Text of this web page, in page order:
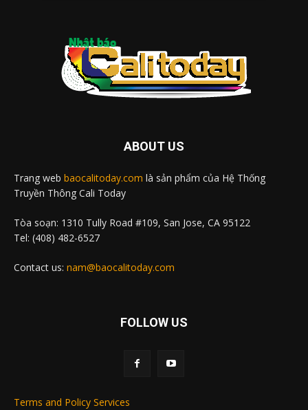
ABOUT US
Trang web baocalitoday.com là sản phẩm của Hệ Thống
Truyền Thông Cali Today
Tòa soạn: 1310 Tully Road #109, San Jose, CA 95122
Tel: (408) 482-6527
Contact us: nam@baocalitoday.com
FOLLOW US
Terms and Policy Services